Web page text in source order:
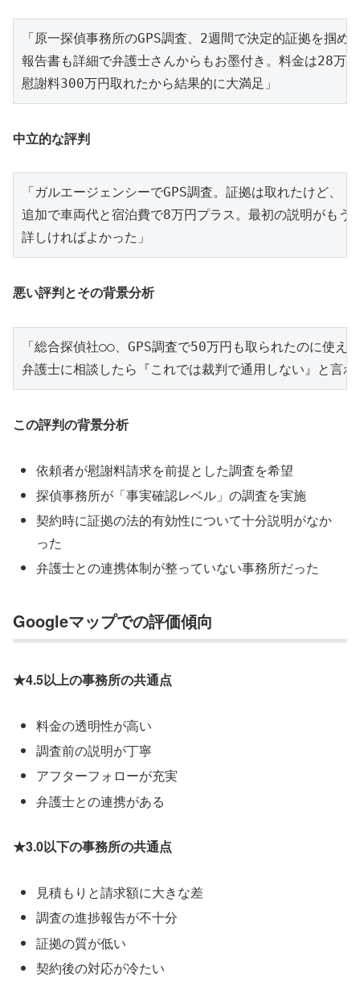
「原一探偵事務所のGPS調査、2週間で決定的証拠を掴め
報告書も詳細で弁護士さんからもお墨付き。料金は28万
中立的な評判
「ガルエージェンシーでGPS調査。証拠は取れたけど、
追加で車両代と宿泊費で8万円プラス。最初の説明がもう
悪い評判とその背景分析
「総合探偵社○○、GPS調査で50万円も取られたのに使え
この評判の背景分析
依頼者が慰謝料請求を前提とした調査を希望
探偵事務所が「事実確認レベル」の調査を実施
契約時に証拠の法的有効性について十分説明がなか
った
弁護士との連携体制が整っていない事務所だった
Googleマップでの評価傾向
★4.5以上の事務所の共通点
料金の透明性が高い
調査前の説明が丁寧
アフターフォローが充実
弁護士との連携がある
★3.0以下の事務所の共通点
見積もりと請求額に大きな差
調査の進捗報告が不十分
証拠の質が低い
契約後の対応が冷たい